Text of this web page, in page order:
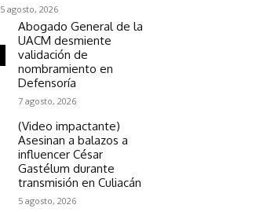
5 agosto, 2026
Abogado General de la
UACM desmiente
validación de
nombramiento en
Defensoría
7 agosto, 2026
(Video impactante)
Asesinan a balazos a
influencer César
Gastélum durante
transmisión en Culiacán
5 agosto, 2026